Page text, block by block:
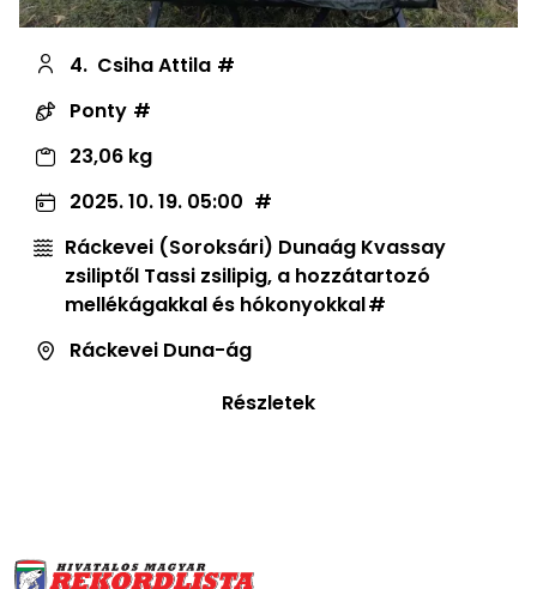
4. Csiha Attila
Ponty
23,06 kg
2025. 10. 19. 05:00
Ráckevei (Soroksári) Dunaág Kvassay
zsiliptől Tassi zsilipig, a hozzátartozó
mellékágakkal és hókonyokkal
Ráckevei Duna-ág
Részletek